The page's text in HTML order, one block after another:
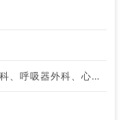
整形外科、脳神経外科、呼吸器外科、心臓血管外科、泌尿器科、一般内科、循環器内科、消化器内科、内分泌・代謝内科、腎臓内科、外科系全般、一般外科、消化器外科、科目不問